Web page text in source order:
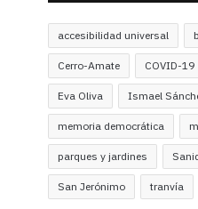
accesibilidad universal
Cerro-Amate COVID-19
Eva Oliva Ismael
memoria democrática
parques y jardines
San Jerónimo tranvía